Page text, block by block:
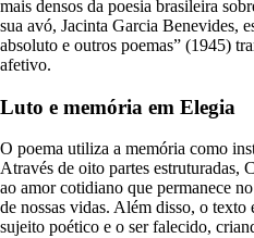
mais densos da poesia brasileira
sua avó, Jacinta Garcia Benevides,
absoluto e outros poemas” (1945)
afetivo.
Luto e memória em Elegia
O poema utiliza a memória como
Através de oito partes estruturadas,
ao amor cotidiano que permanece
de nossas vidas. Além disso, o texto
sujeito poético e o ser falecido,